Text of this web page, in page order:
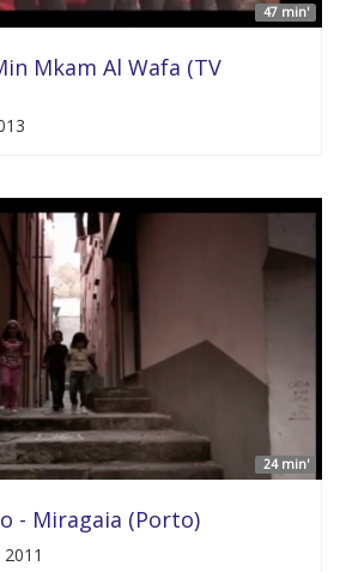
47 min'
Mkam Al Wafa (TV
24 min'
- Miragaia (Porto)